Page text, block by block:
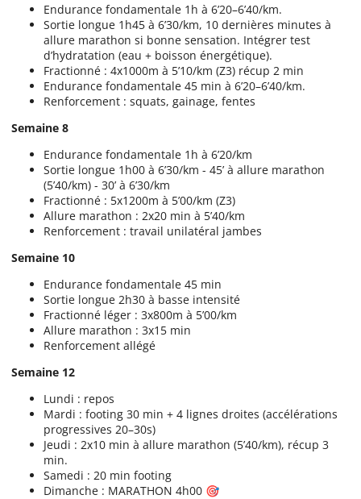
Endurance fondamentale 1h à 6’20–6’40/km.
Sortie longue 1h45 à 6’30/km, 10 dernières minutes à
allure marathon si bonne sensation. Intégrer test
d’hydratation (eau + boisson énergétique).
Fractionné : 4x1000m à 5’10/km (Z3) récup 2 min
Endurance fondamentale 45 min à 6’20–6’40/km.
Renforcement : squats, gainage, fentes
Semaine 8
Endurance fondamentale 1h à 6’20/km
Sortie longue 1h00 à 6’30/km - 45’ à allure marathon
(5’40/km) - 30’ à 6’30/km
Fractionné : 5x1200m à 5’00/km (Z3)
Allure marathon : 2x20 min à 5’40/km
Renforcement : travail unilatéral jambes
Semaine 10
Endurance fondamentale 45 min
Sortie longue 2h30 à basse intensité
Fractionné léger : 3x800m à 5’00/km
Allure marathon : 3x15 min
Renforcement allégé
Semaine 12
Lundi : repos
Mardi : footing 30 min + 4 lignes droites (accélérations
progressives 20–30s)
Jeudi : 2x10 min à allure marathon (5’40/km), récup 3
min.
Samedi : 20 min footing
Dimanche : MARATHON 4h00 🎯